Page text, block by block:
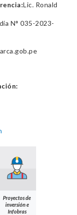
Lic. Ronald
N° 035-2023-
Proyectos de
inversión e
Infobras